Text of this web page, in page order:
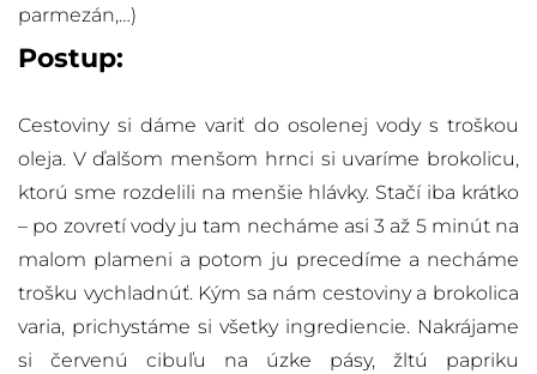
parmezán,…)
Postup:
Cestoviny si dáme variť do osolenej vody s troškou
oleja. V ďalšom menšom hrnci si uvaríme brokolicu,
ktorú sme rozdelili na menšie hlávky. Stačí iba krátko
– po zovretí vody ju tam necháme asi 3 až 5 minút na
malom plameni a potom ju precedíme a necháme
trošku vychladnúť. Kým sa nám cestoviny a brokolica
varia, prichystáme si všetky ingrediencie. Nakrájame
si červenú cibuľu na úzke pásy, žltú papriku